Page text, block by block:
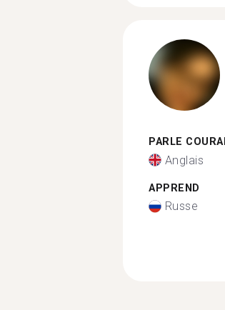
PARLE
Anglais
APPREND
Russe